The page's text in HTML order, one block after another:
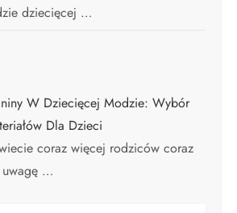
dziecięcej …
W Dziecięcej Modzie: Wybór
Dla Dzieci
coraz więcej rodziców coraz
uwagę …